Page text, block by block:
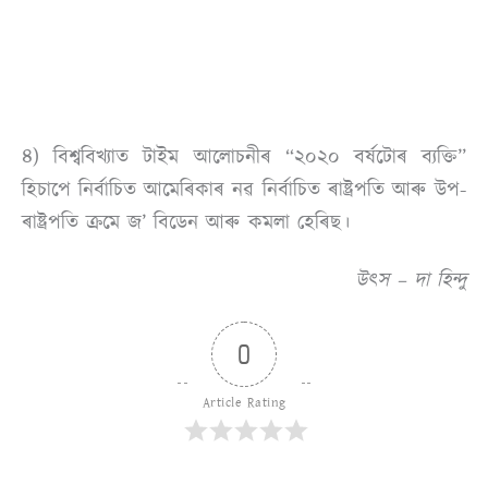
৪) বিশ্ববিখ্যাত টাইম আলোচনীৰ “২০২০ বৰ্ষটোৰ ব্যক্তি”
হিচাপে নিৰ্বাচিত আমেৰিকাৰ নৱ নিৰ্বাচিত ৰাষ্ট্ৰপতি আৰু উপ-
ৰাষ্ট্ৰপতি ক্ৰমে জ’ বিডেন আৰু কমলা হেৰিছ।
উৎস – দা হিন্দু
0
Article Rating